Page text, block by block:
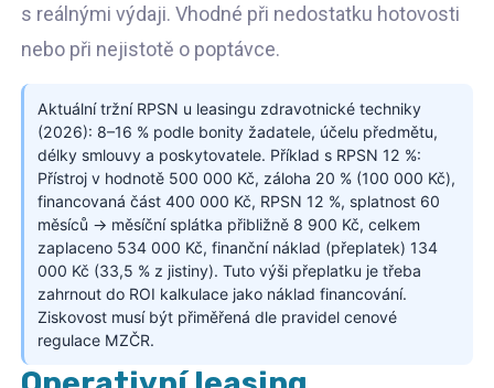
s reálnými výdaji. Vhodné při nedostatku hotovosti
nebo při nejistotě o poptávce.
Aktuální tržní RPSN u leasingu zdravotnické techniky
(2026): 8–16 % podle bonity žadatele, účelu předmětu,
délky smlouvy a poskytovatele. Příklad s RPSN 12 %:
Přístroj v hodnotě 500 000 Kč, záloha 20 % (100 000 Kč),
financovaná část 400 000 Kč, RPSN 12 %, splatnost 60
měsíců → měsíční splátka přibližně 8 900 Kč, celkem
zaplaceno 534 000 Kč, finanční náklad (přeplatek) 134
000 Kč (33,5 % z jistiny). Tuto výši přeplatku je třeba
zahrnout do ROI kalkulace jako náklad financování.
Ziskovost musí být přiměřená dle pravidel cenové
regulace MZČR.